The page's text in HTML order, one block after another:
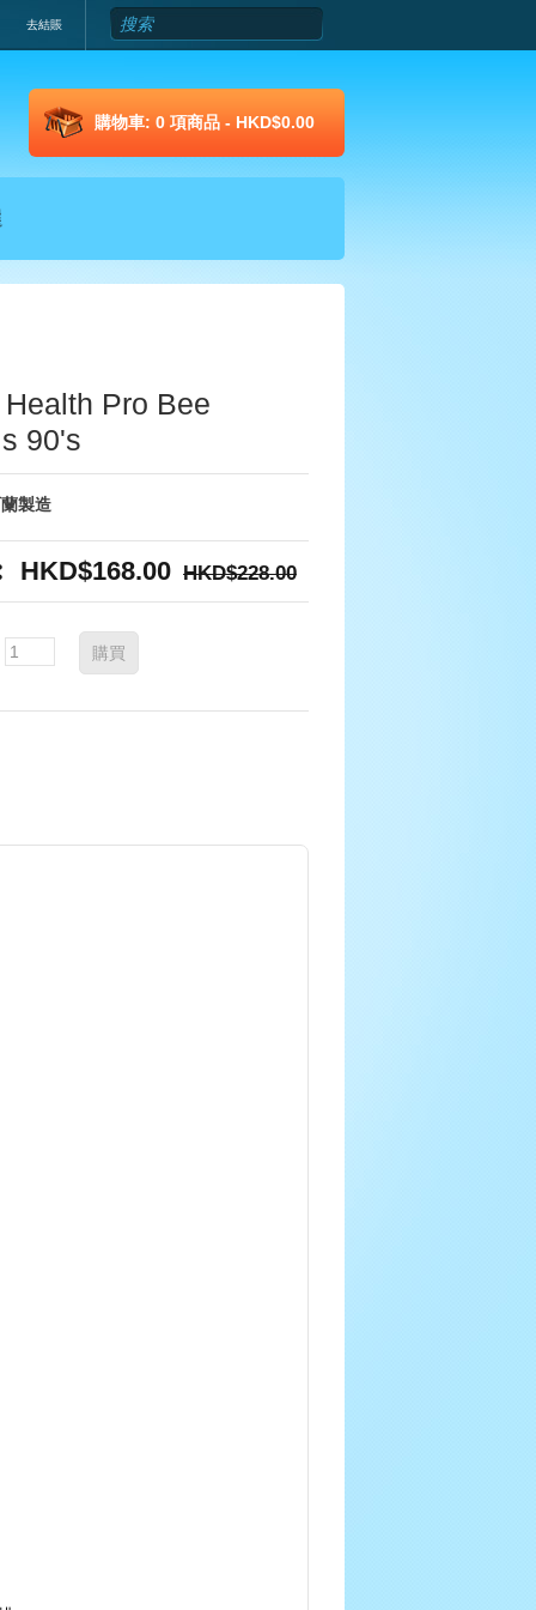
去結賬
購物車: 0 項商品 - HKD$0.00
Pro Bee
90's
製造
HKD$168.00 HKD$228.00
購買